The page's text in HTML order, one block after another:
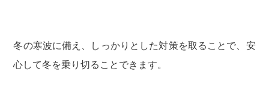
冬の寒波に備え、しっかりとした対策を取ることで、安
心して冬を乗り切ることできます。